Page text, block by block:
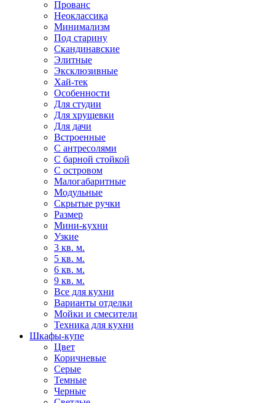
Прованс
Неоклассика
Минимализм
Под старину
Скандинавские
Элитные
Эксклюзивные
Хай-тек
Особенности
Для студии
Для хрущевки
Для дачи
Встроенные
С антресолями
С барной стойкой
С островом
Малогабаритные
Модульные
Скрытые ручки
Размер
Мини-кухни
Узкие
3 кв. м.
5 кв. м.
6 кв. м.
9 кв. м.
Все для кухни
Варианты отделки
Мойки и смесители
Техника для кухни
Шкафы-купе
Цвет
Коричневые
Серые
Темные
Черные